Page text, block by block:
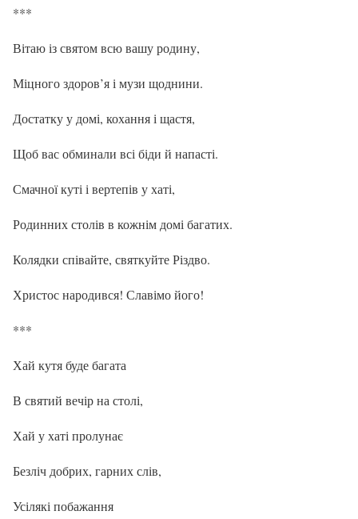
***
Вітаю із святом всю вашу родину,
Міцного здоров’я і музи щоднини.
Достатку у домі, кохання і щастя,
Щоб вас обминали всі біди й напасті.
Смачної куті і вертепів у хаті,
Родинних столів в кожнім домі багатих.
Колядки співайте, святкуйте Різдво.
Христос народився! Славімо його!
***
Хай кутя буде багата
В святий вечір на столі,
Хай у хаті пролунає
Безліч добрих, гарних слів,
Усілякі побажання